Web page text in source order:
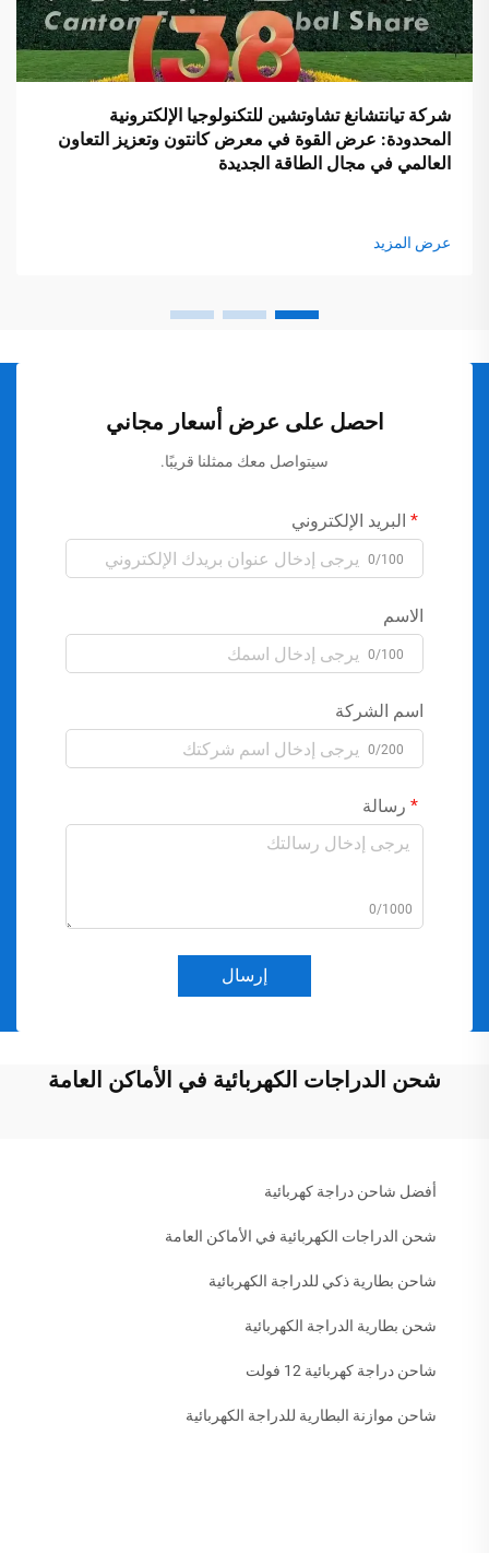
شركة تيانتشانغ تشاوتشين للتكنولوجيا الإلكترونية
المحدودة: عرض القوة في معرض كانتون وتعزيز التعاون
العالمي في مجال الطاقة الجديدة
عرض المزيد
احصل على عرض أسعار مجاني
سيتواصل معك ممثلنا قريبًا.
البريد الإلكتروني
0/100
الاسم
0/100
اسم الشركة
0/200
رسالة
0/1000
إرسال
شحن الدراجات الكهربائية في الأماكن العامة
أفضل شاحن دراجة كهربائية
شحن الدراجات الكهربائية في الأماكن العامة
شاحن بطارية ذكي للدراجة الكهربائية
شحن بطارية الدراجة الكهربائية
شاحن دراجة كهربائية 12 فولت
شاحن موازنة البطارية للدراجة الكهربائية